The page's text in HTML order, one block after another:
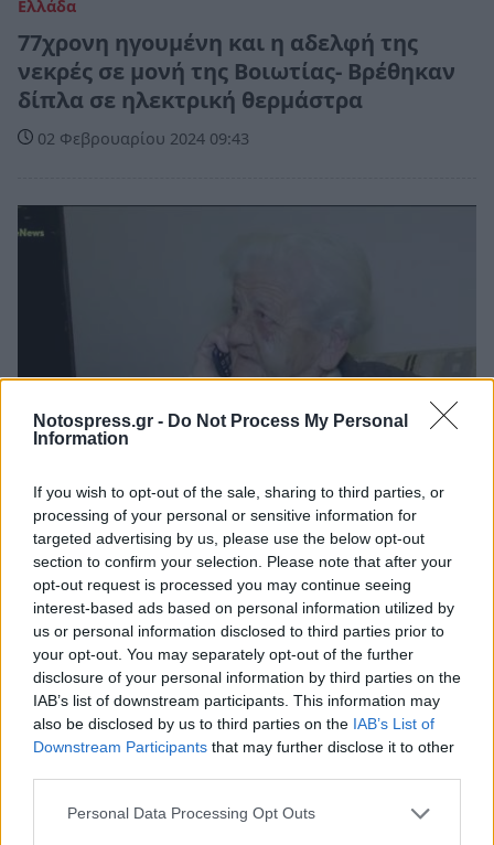
Notospress.gr - Do Not Process My Personal
Information
If you wish to opt-out of the sale, sharing to third parties, or
processing of your personal or sensitive information for
targeted advertising by us, please use the below opt-out
section to confirm your selection. Please note that after your
opt-out request is processed you may continue seeing
interest-based ads based on personal information utilized by
us or personal information disclosed to third parties prior to
your opt-out. You may separately opt-out of the further
disclosure of your personal information by third parties on the
IAB’s list of downstream participants. This information may
also be disclosed by us to third parties on the IAB’s List of
Downstream Participants that may further disclose it to other
Personal Data Processing Opt Outs
Ελλάδα
77χρονη ηγουμένη και η αδελφή της
νεκρές σε μονή της Βοιωτίας- Βρέθηκαν
δίπλα σε ηλεκτρική θερμάστρα
02 Φεβρουαρίου 2024 09:43
Ελλάδα
Αδίστακτος ληστής ξυλοκόπησε άγρια
ηλικιωμένη - «Με τύλιξε στις σακούλες
και με πατούσε»
27 Νοεμβρίου 2023 18:31